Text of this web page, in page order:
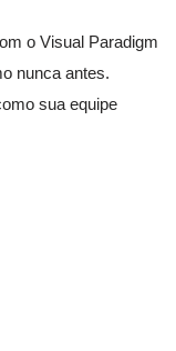
o Visual Paradigm
nunca antes.
sua equipe